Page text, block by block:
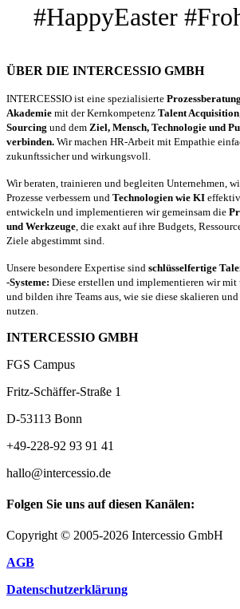
#HappyEaster
ÜBER DIE INTERCESSIO GMBH
INTERCESSIO ist eine spezialisierte Prozessberatung
Akademie mit der Kernkompetenz Talent Acquisition
Sourcing und dem Ziel, Mensch, Technologie und
verbinden. Wir machen HR-Arbeit mit Empathie
zukunftssicher und wirkungsvoll.
Wir beraten, trainieren und begleiten Unternehmen,
Prozesse verbessern und Technologien wie KI
entwickeln und implementieren wir gemeinsam die
und Werkzeuge , die exakt auf ihre Budgets,
Ziele abgestimmt sind.
Unsere besondere Expertise sind schlüsselfertige
-Systeme: Diese erstellen und implementieren wir mit
und bilden ihre Teams aus, wie sie diese skalieren
nutzen.
INTERCESSIO GMBH
FGS Campus
Fritz-Schäffer-Straße 1
D-53113 Bonn
+49-228-92 93 91 41
hallo@intercessio.de
Folgen Sie uns auf diesen Kanälen:
Copyright © 2005-2026 Intercessio GmbH
AGB
Datenschutzerklärung